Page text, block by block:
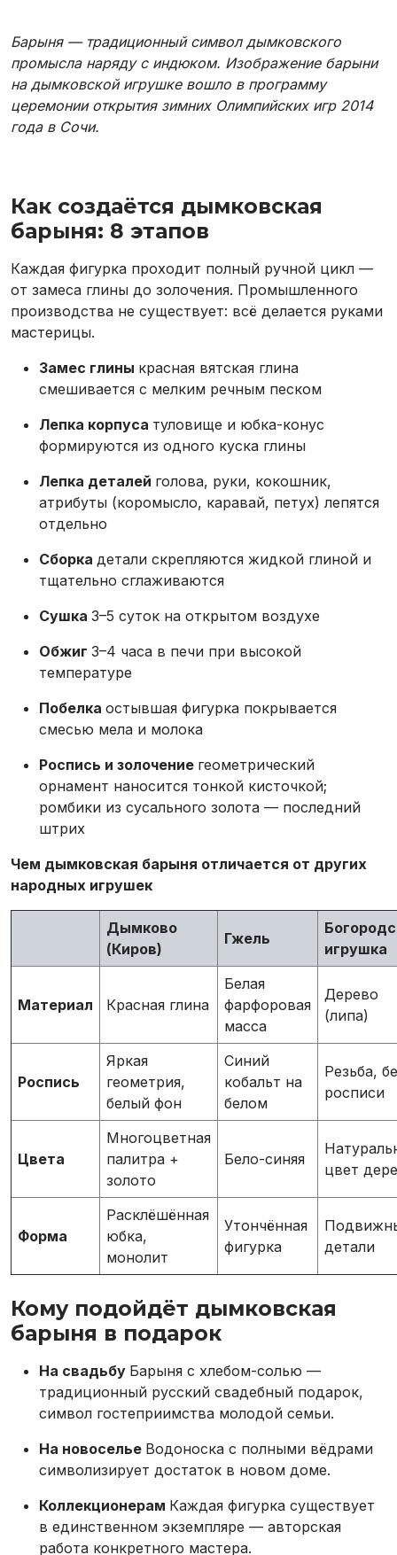
Барыня — традиционный символ дымковского
промысла наряду с индюком. Изображение барыни
на дымковской игрушке вошло в программу
церемонии открытия зимних Олимпийских игр 2014
года в Сочи.
Как создаётся дымковская
барыня: 8 этапов
Каждая фигурка проходит полный ручной цикл —
от замеса глины до золочения. Промышленного
производства не существует: всё делается руками
мастерицы.
Замес глины красная вятская глина
смешивается с мелким речным песком
Лепка корпуса туловище и юбка-конус
формируются из одного куска глины
Лепка деталей голова, руки, кокошник,
атрибуты (коромысло, каравай, петух) лепятся
отдельно
Сборка детали скрепляются жидкой глиной и
тщательно сглаживаются
Сушка 3–5 суток на открытом воздухе
Обжиг 3–4 часа в печи при высокой
температуре
Побелка остывшая фигурка покрывается
смесью мела и молока
Роспись и золочение геометрический
орнамент наносится тонкой кисточкой;
ромбики из сусального золота — последний
штрих
Чем дымковская барыня отличается от других
народных игрушек
Дымково
(Киров)
Гжель
игрушка
Материал Красная глина
Белая
фарфоровая
масса
Дерево
(липа)
Роспись
Яркая
геометрия,
белый фон
Синий
кобальт на
белом
Резьба,
росписи
Цвета
Многоцветная
палитра +
золото
Бело-синяя
цвет
Форма
Расклёшённая
юбка,
монолит
Утончённая
фигурка
детали
Кому подойдёт дымковская
барыня в подарок
На свадьбу Барыня с хлебом-солью —
традиционный русский свадебный подарок,
символ гостеприимства молодой семьи.
На новоселье Водоноска с полными вёдрами
символизирует достаток в новом доме.
Коллекционерам Каждая фигурка существует
в единственном экземпляре — авторская
работа конкретного мастера.